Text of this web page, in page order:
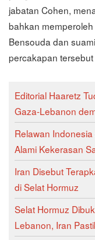
jabatan Cohen,
bahkan
Bensouda dan
percakapan
Editorial Haaretz
Gaza-Lebanon
Relawan
Alami Kekerasan
Iran Disebut
di Selat Hormuz
Selat Hormuz
Lebanon, Iran